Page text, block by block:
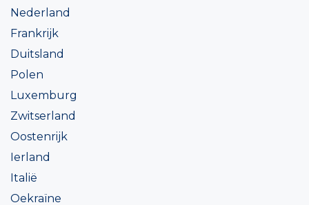
Nederland
Frankrijk
Duitsland
Polen
Luxemburg
Zwitserland
Oostenrijk
Ierland
Italië
Oekraïne